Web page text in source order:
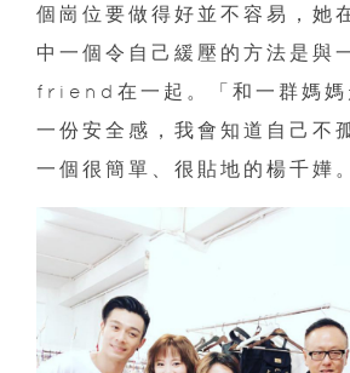
個崗位要做得好並不容易，她
中一個令自己緩壓的方法是與
friend在一起。「和一群媽媽
一份安全感，我會知道自己不
一個很簡單、很貼地的楊千嬅